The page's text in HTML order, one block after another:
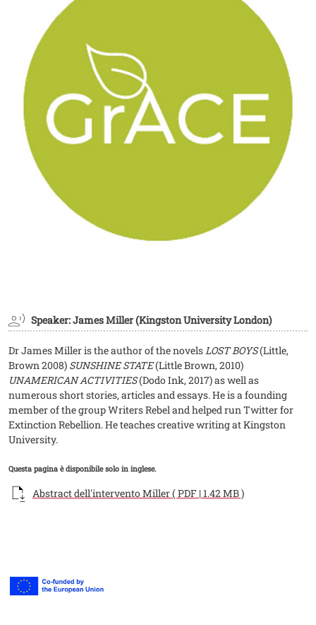
Speaker: James Miller (Kingston University London)
Dr James Miller is the author of the novelsLOST BOYS(Little,
Brown 2008) SUNSHINE STATE(Little Brown, 2010)
UNAMERICAN ACTIVITIES(Dodo Ink, 2017) as well as
numerous short stories, articles and essays. He is a founding
member of the group Writers Rebel and helped run Twitter for
Extinction Rebellion. He teaches creative writing at Kingston
University.
Questa pagina è disponibile solo in inglese.
Documento
Abstract dell'intervento Miller ( PDF | 1.42 MB )